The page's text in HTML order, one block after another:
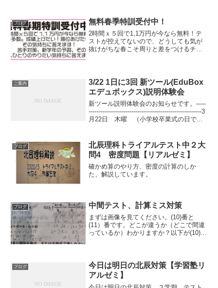
対して対策はなかなかできないのでじぶ
んの苦手を潰していくこと...
ブログ 無料春季特訓受付中！
2時間ｘ５回で1,1万円が今なら無料！テ
ストが控えてないので、どうしても気が
抜けがちな春こそ周りと差をつけるチャ
立てて対策していきま...
ご案内
3/22 1日に3回 新ツール(EduBox
エデュボックス)説明体験会
新ツール説明体験会のお知らせです。-----
----------------------------------------------------------3
月22日 木曜 （小学校卒業式の日で
ブログ
北辰理科トライアルテスト中２大
問4 密度問題【リアルゼミ】
確かめ算のやり方、密度の計算のしか
た、解説しています。
ブログ 中間テスト、計算ミス対策
まずは画像を見てください。(10)番と
(11）番です。どこが違うか（どこで間違
っているか）わかりますか？以下が(10)番
（実は１１番も同...
ブログ
今日は明日の北辰対策【学習塾リ
アルゼミ】